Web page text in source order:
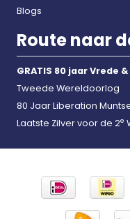
Blogs
Route naar
GRATIS 80 jaar Vrede
Tweede Wereldoorlog
80 Jaar Liberation
Laatste Zilver voor de 2e